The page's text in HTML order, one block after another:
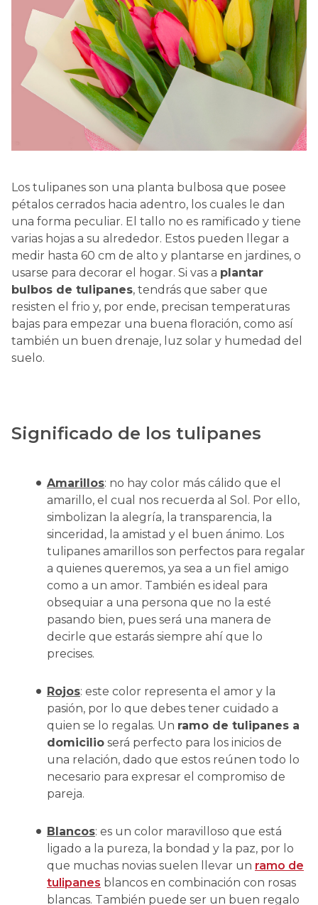
Los tulipanes son una planta bulbosa que posee
pétalos cerrados hacia adentro, los cuales le dan
una forma peculiar. El tallo no es ramificado y tiene
varias hojas a su alrededor. Estos pueden llegar a
medir hasta 60 cm de alto y plantarse en jardines, o
usarse para decorar el hogar. Si vas a plantar
bulbos de tulipanes, tendrás que saber que
resisten el frio y, por ende, precisan temperaturas
bajas para empezar una buena floración, como así
también un buen drenaje, luz solar y humedad del
suelo.
Significado de los tulipanes
Amarillos: no hay color más cálido que el
amarillo, el cual nos recuerda al Sol. Por ello,
simbolizan la alegría, la transparencia, la
sinceridad, la amistad y el buen ánimo. Los
tulipanes amarillos son perfectos para regalar
a quienes queremos, ya sea a un fiel amigo
como a un amor. También es ideal para
obsequiar a una persona que no la esté
pasando bien, pues será una manera de
decirle que estarás siempre ahí que lo
precises.
Rojos: este color representa el amor y la
pasión, por lo que debes tener cuidado a
quien se lo regalas. Un ramo de tulipanes a
domicilio será perfecto para los inicios de
una relación, dado que estos reúnen todo lo
necesario para expresar el compromiso de
pareja.
Blancos: es un color maravilloso que está
ligado a la pureza, la bondad y la paz, por lo
que muchas novias suelen llevar un ramo de
tulipanes blancos en combinación con rosas
blancas. También puede ser un buen regalo